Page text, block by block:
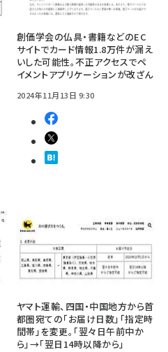
創価学会の仏具・書籍などのEC
サイトでカード情報1.8万件が漏え
いした可能性。不正アクセスでペ
イメントアプリケーションが改ざん
2024年11月13日 9:30
ヤマト運輸、四国・中国地方から首
都圏宛ての「お届け日数」「指定時
間帯」を変更。「翌々日午前中か
ら」→「翌日14時以降から」